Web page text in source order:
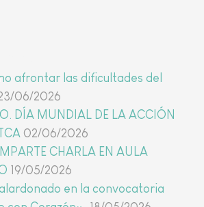
afrontar las dificultades del
06/2026
DÍA MUNDIAL DE LA ACCIÓN
02/06/2026
CHARLA EN AULA
19/05/2026
en la convocatoria